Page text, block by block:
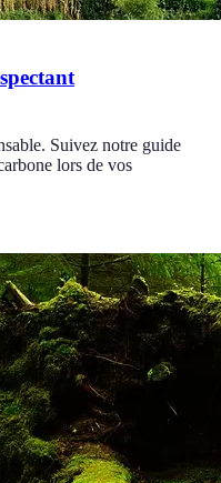
Suivez notre guide
lors de vos